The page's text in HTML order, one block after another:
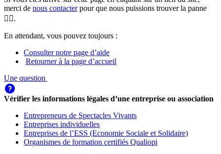
merci de nous contacterpour que nous puissions trouver la panne
🕵️‍♀️.
En attendant, vous pouvez toujours :
Consulter notre page d’aide
Retourner à la page d’accueil
Une question
Vérifier les informations légales d’une entreprise ou association
Entrepreneurs de Spectacles Vivants
Entreprises individuelles
Entreprises de l’ESS (Economie Sociale et Solidaire)
Organismes de formation certifiés Qualiopi